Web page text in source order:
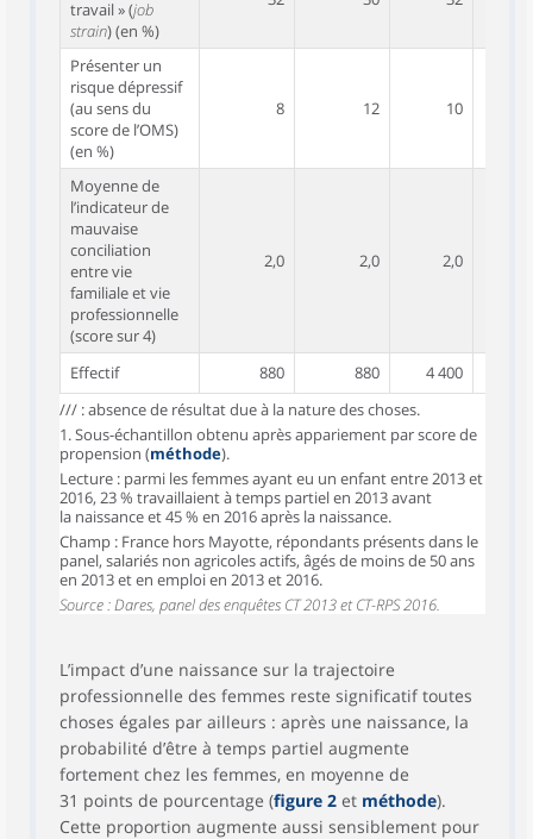
travail » (job
strain) (en %)
Présenter un
risque dépressif
(au sens du
score de l’OMS)
(en %)
8 12 10
Moyenne de
l’indicateur de
mauvaise
conciliation
entre vie
familiale et vie
professionnelle
(score sur 4)
2,0 2,0 2,0
Effectif 880 880 4 400
/// : absence de résultat due à la nature des choses.
1. Sous-échantillon obtenu après appariement par score de
propension (méthode).
Lecture : parmi les femmes ayant eu un enfant entre 2013 et
2016, 23 % travaillaient à temps partiel en 2013 avant
la naissance et 45 % en 2016 après la naissance.
Champ : France hors Mayotte, répondants présents dans le
panel, salariés non agricoles actifs, âgés de moins de 50 ans
en 2013 et en emploi en 2013 et 2016.
Source : Dares, panel des enquêtes CT 2013 et CT-RPS 2016.
L’impact d’une naissance sur la trajectoire
professionnelle des femmes reste significatif toutes
choses égales par ailleurs : après une naissance, la
probabilité d’être à temps partiel augmente
fortement chez les femmes, en moyenne de
31 points de pourcentage (figure 2 et méthode).
Cette proportion augmente aussi sensiblement pour